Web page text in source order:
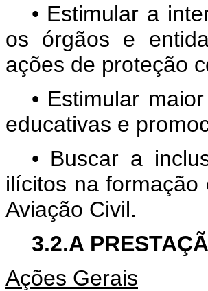
• Estimular a
os órgãos e
ações de proteção
• Estimular
educativas e
• Buscar a
ilícitos na
Aviação Civil.
3.2.A
Ações Gerais